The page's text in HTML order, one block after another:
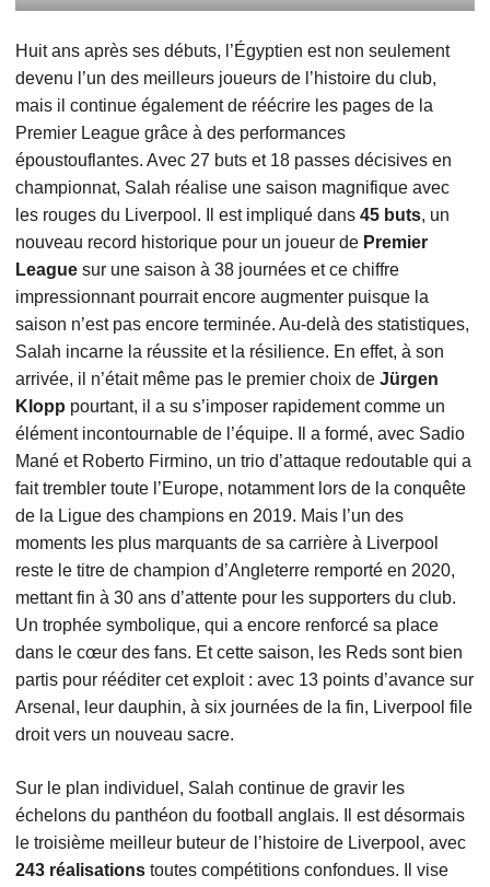
Huit ans après ses débuts, l’Égyptien est non seulement
devenu l’un des meilleurs joueurs de l’histoire du club,
mais il continue également de réécrire les pages de la
Premier League grâce à des performances
époustouflantes. Avec 27 buts et 18 passes décisives en
championnat, Salah réalise une saison magnifique avec
les rouges du Liverpool. Il est impliqué dans 45 buts, un
nouveau record historique pour un joueur de Premier
Leaguesur une saison à 38 journées et ce chiffre
impressionnant pourrait encore augmenter puisque la
saison n’est pas encore terminée. Au-delà des statistiques,
Salah incarne la réussite et la résilience. En effet, à son
arrivée, il n’était même pas le premier choix deJürgen
Klopp pourtant, il a su s’imposer rapidement comme un
élément incontournable de l’équipe. Il a formé, avec Sadio
Mané et Roberto Firmino, un trio d’attaque redoutable qui a
fait trembler toute l’Europe, notamment lors de la conquête
de la Ligue des champions en 2019. Mais l’un des
moments les plus marquants de sa carrière à Liverpool
reste le titre de champion d’Angleterre remporté en 2020,
mettant fin à 30 ans d’attente pour les supporters du club.
Un trophée symbolique, qui a encore renforcé sa place
dans le cœur des fans. Et cette saison, les Reds sont bien
partis pour rééditer cet exploit : avec 13 points d’avance sur
Arsenal, leur dauphin, à six journées de la fin, Liverpool file
droit vers un nouveau sacre.
Sur le plan individuel, Salah continue de gravir les
échelons du panthéon du football anglais. Il est désormais
le troisième meilleur buteur de l’histoire de Liverpool, avec
243 réalisationstoutes compétitions confondues. Il vise